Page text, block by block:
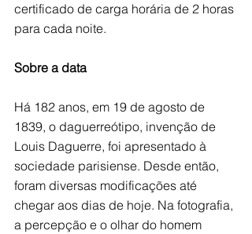
certificado de carga horária de 2 horas
para cada noite.
Sobre a data
Há 182 anos, em 19 de agosto de
1839, o daguerreótipo, invenção de
Louis Daguerre, foi apresentado à
sociedade parisiense. Desde então,
foram diversas modificações até
chegar aos dias de hoje. Na fotografia,
a percepção e o olhar do homem